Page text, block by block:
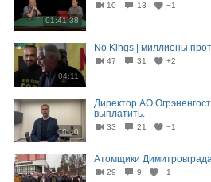
01:41:38
10 13 −1
04:11
No Kings | миллионы
47 31 +2
00:40
Директор АО
выплатить.
33 21 −1
Атомщики
29 9 −1